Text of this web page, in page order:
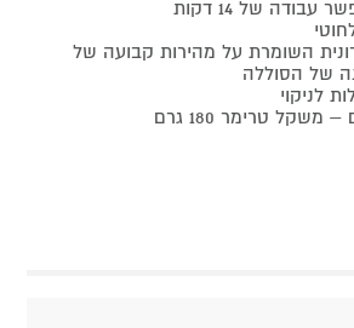
השומרת על מהירות קבועה של
של הסוללה
לניקוי